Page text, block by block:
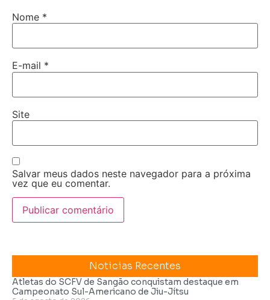
Nome *
E-mail *
Site
Salvar meus dados neste navegador para a próxima
vez que eu comentar.
Noticias Recentes
Atletas do SCFV de Sangão conquistam destaque em
Campeonato Sul-Americano de Jiu-Jítsu